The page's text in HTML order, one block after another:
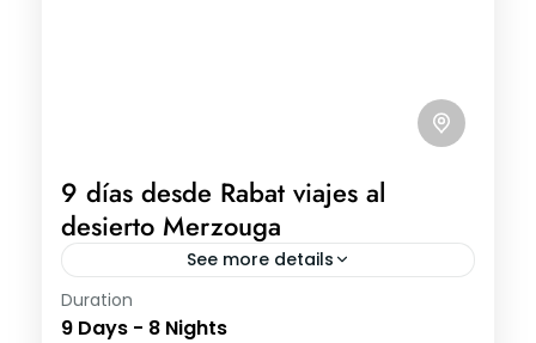
9 días desde Rabat viajes al
desierto Merzouga
See more details
9 días desde Rabat viajes al desierto
Merzouga Día 1: Rabat – Meknes – Fez
Duration
9 Days - 8 Nights